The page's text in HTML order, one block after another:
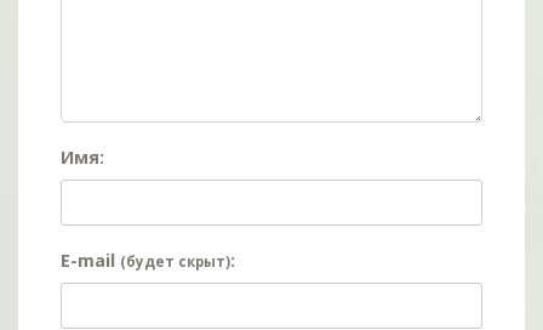
Имя:
E-mail (будет скрыт):